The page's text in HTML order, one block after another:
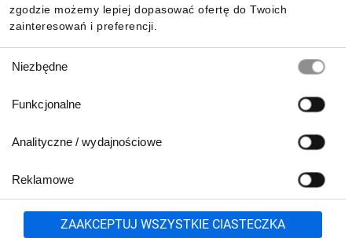
zgodzie możemy lepiej dopasować ofertę do Twoich
zainteresowań i preferencji.
zgody
Niezbędne
Funkcjonalne
Analityczne / wydajnościowe
Reklamowe
ZAAKCEPTUJ WSZYSTKIE CIASTECZKA
801 500 700 lub
71 37 61 600